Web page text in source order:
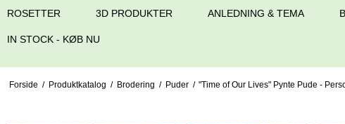
ROSETTER 3D PRODUKTER ANLEDNING & TEMA
IN STOCK - KØB NU
Forside / Produktkatalog / Brodering / Puder / "Time of Our Lives" Pynte Pude -